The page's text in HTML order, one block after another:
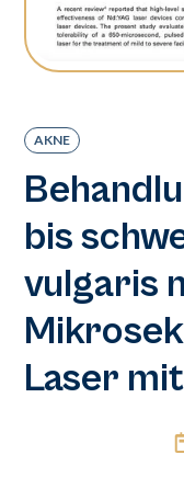
AKNE
bis
vulgaris
Laser